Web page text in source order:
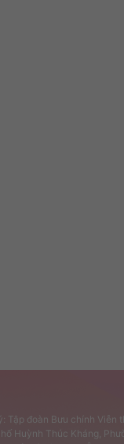
Tập đoàn Bưu chính Viễn
Huỳnh Thúc Kháng,